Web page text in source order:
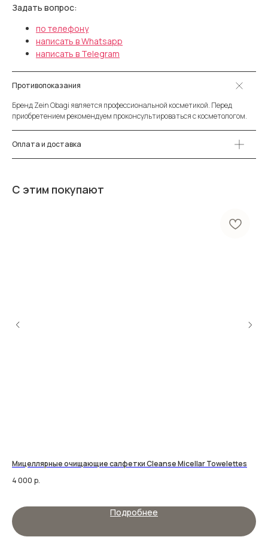
Задать вопрос:
по телефону
написать в Whatsapp
написать в Telegram
Противопоказания
Бренд Zein Obagi является профессиональной косметикой. Перед
приобретением рекомендуем проконсультироваться с косметологом.
Оплата и доставка
С этим покупают
Мицеллярные очищающие салфетки Cleanse Micellar Towelettes
4 000 р.
Подробнее